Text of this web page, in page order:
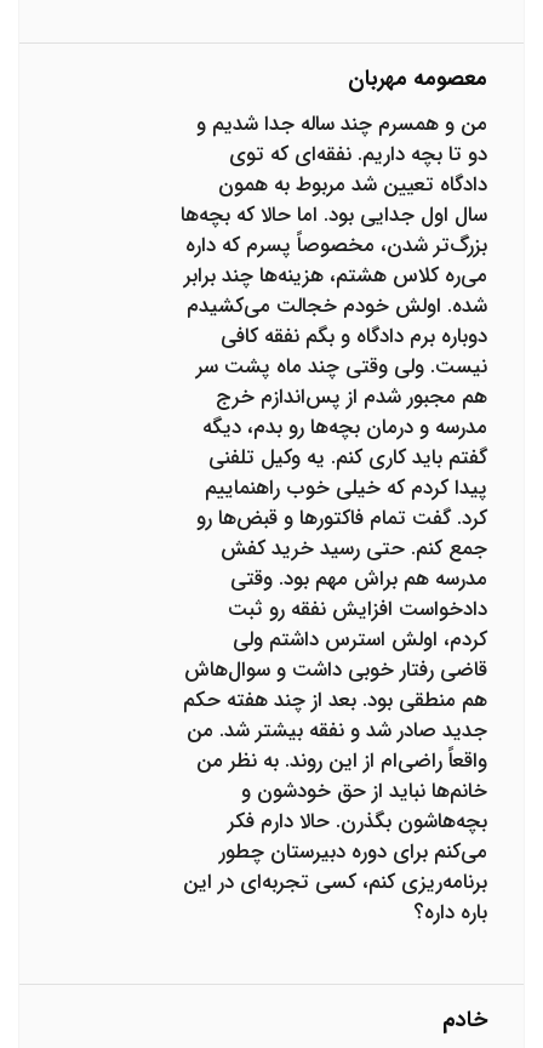
معصومه مهربان
من و همسرم چند ساله جدا شدیم و
دو تا بچه داریم. نفقه‌ای که توی
دادگاه تعیین شد مربوط به همون
سال اول جدایی بود. اما حالا که بچه‌ها
بزرگ‌تر شدن، مخصوصاً پسرم که داره
می‌ره کلاس هشتم، هزینه‌ها چند برابر
شده. اولش خودم خجالت می‌کشیدم
دوباره برم دادگاه و بگم نفقه کافی
نیست. ولی وقتی چند ماه پشت سر
هم مجبور شدم از پس‌اندازم خرج
مدرسه و درمان بچه‌ها رو بدم، دیگه
گفتم باید کاری کنم. یه وکیل تلفنی
پیدا کردم که خیلی خوب راهنماییم
کرد. گفت تمام فاکتورها و قبض‌ها رو
جمع کنم. حتی رسید خرید کفش
مدرسه هم براش مهم بود. وقتی
دادخواست افزایش نفقه رو ثبت
کردم، اولش استرس داشتم ولی
قاضی رفتار خوبی داشت و سوال‌هاش
هم منطقی بود. بعد از چند هفته حکم
جدید صادر شد و نفقه بیشتر شد. من
واقعاً راضی‌ام از این روند. به نظر من
خانم‌ها نباید از حق خودشون و
بچه‌هاشون بگذرن. حالا دارم فکر
می‌کنم برای دوره دبیرستان چطور
برنامه‌ریزی کنم، کسی تجربه‌ای در این
باره داره؟
خادم